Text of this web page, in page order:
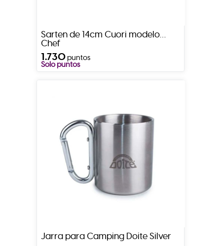
Sarten de 14cm Cuori modelo
Chef
1.730puntos
Solo puntos
Jarra para Camping Doite Silver